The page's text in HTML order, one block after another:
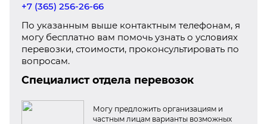
+7 (365) 256-26-66
По указанным выше контактным телефонам, я
могу бесплатно вам помочь узнать о условиях
перевозки, стоимости, проконсультировать по
вопросам.
Специалист отдела перевозок
Могу предложить организациям и
частным лицам варианты возможных